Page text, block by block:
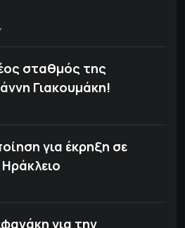
σταθμός της
Γιακουμάκη!
για έκρηξη σε
για την